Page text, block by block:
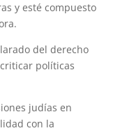
y esté compuesto
del derecho
políticas
judías en
con la